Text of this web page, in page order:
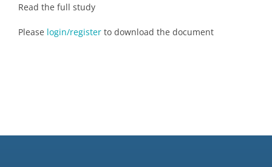
Read the full study
Please login/register to download the document